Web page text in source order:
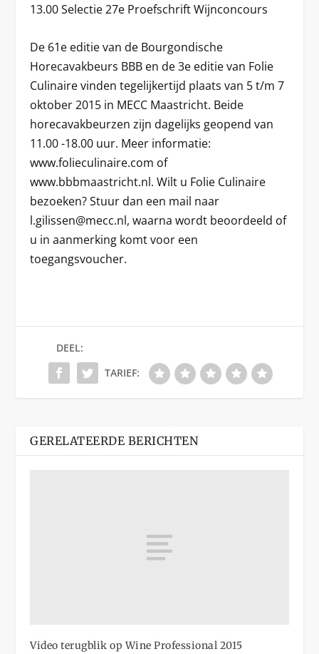
13.00 Selectie 27e Proefschrift Wijnconcours
De 61e editie van de Bourgondische
Horecavakbeurs BBB en de 3e editie van Folie
Culinaire vinden tegelijkertijd plaats van 5 t/m 7
oktober 2015 in MECC Maastricht. Beide
horecavakbeurzen zijn dagelijks geopend van
11.00 -18.00 uur. Meer informatie:
www.folieculinaire.com of
www.bbbmaastricht.nl. Wilt u Folie Culinaire
bezoeken? Stuur dan een mail naar
l.gilissen@mecc.nl, waarna wordt beoordeeld of
u in aanmerking komt voor een
toegangsvoucher.
DEEL:
TARIEF:
GERELATEERDE BERICHTEN
Video terugblik op Wine Professional 2015